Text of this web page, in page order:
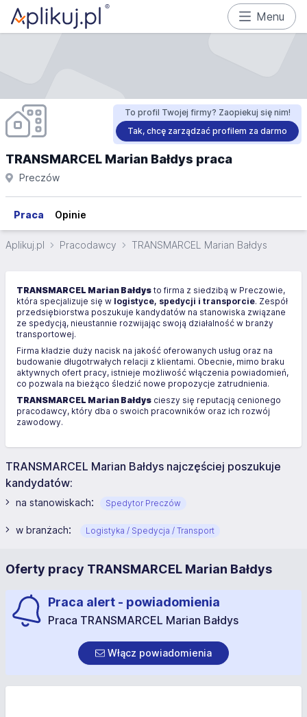
Menu
To profil Twojej firmy? Zaopiekuj się nim!
Tak, chcę zarządzać profilem za darmo
TRANSMARCEL Marian Bałdys praca
Preczów
Praca Opinie
Aplikuj.pl Pracodawcy TRANSMARCEL Marian Bałdys
TRANSMARCEL Marian Bałdys to firma z siedzibą w Preczowie,
która specjalizuje się w logistyce, spedycji i transporcie. Zespół
przedsiębiorstwa poszukuje kandydatów na stanowiska związane
ze spedycją, nieustannie rozwijając swoją działalność w branży
transportowej.
Firma kładzie duży nacisk na jakość oferowanych usług oraz na
budowanie długotrwałych relacji z klientami. Obecnie, mimo braku
aktywnych ofert pracy, istnieje możliwość włączenia powiadomień,
co pozwala na bieżąco śledzić nowe propozycje zatrudnienia.
TRANSMARCEL Marian Bałdys cieszy się reputacją cenionego
pracodawcy, który dba o swoich pracowników oraz ich rozwój
zawodowy.
TRANSMARCEL Marian Bałdys najczęściej poszukuje
kandydatów:
na stanowiskach: Spedytor Preczów
w branżach: Logistyka / Spedycja / Transport
Oferty pracy TRANSMARCEL Marian Bałdys
Praca alert - powiadomienia
Praca TRANSMARCEL Marian Bałdys
Włącz powiadomienia